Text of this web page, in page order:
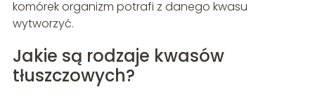
komórek organizm potrafi z danego kwasu
wytworzyć.
Jakie są rodzaje kwasów
tłuszczowych?